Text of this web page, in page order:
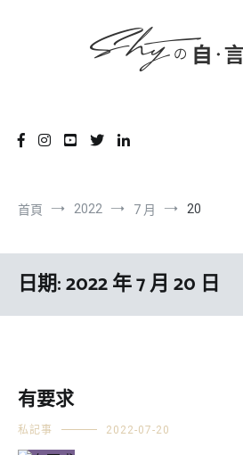
首頁 2022 7 月 20
日期:2022 年 7 月 20 日
有要求
私記事 2022-07-20